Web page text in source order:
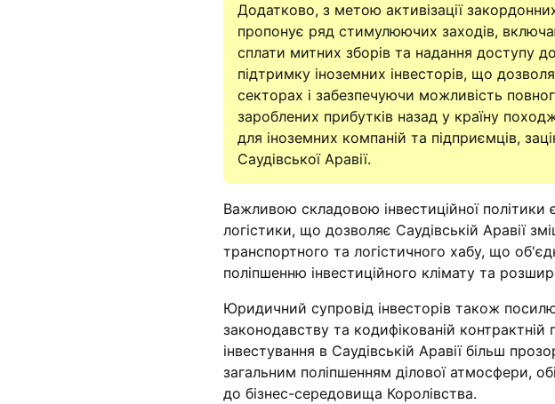
Додатково, з метою активізації
пропонує ряд стимулюючих заходів,
сплати митних зборів та надання доступу
підтримку іноземних інвесторів, що
секторах і забезпечуючи можливість
зароблених прибутків назад у країну
для іноземних компаній та підприємців,
Саудівської Аравії.
Важливою складовою інвестиційної
логістики, що дозволяє Саудівській Аравії
транспортного та логістичного хабу, що
поліпшенню інвестиційного клімату та
Юридичний супровід інвесторів також
законодавству та кодифікованій
інвестування в Саудівській Аравії більш
загальним поліпшенням ділової атмосфери,
до бізнес-середовища Королівства.